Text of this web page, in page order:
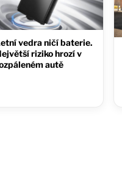
vedra ničí baterie.
riziko hrozí v
autě